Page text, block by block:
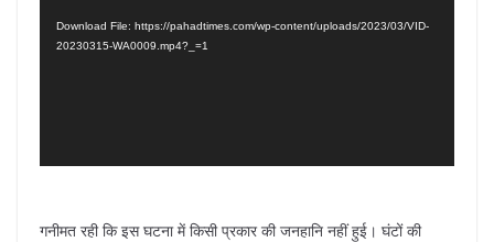
k
Download File: https://pahadtimes.com/wp-content/uploads/2023/03/VID-
20230315-WA0009.mp4?_=1
गनीमत रही कि इस घटना में किसी प्रकार की जनहानि नहीं हुई। घंटों की